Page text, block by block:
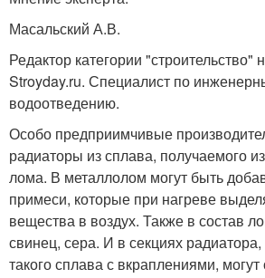
Масальский А.В.
Редактор категории "строительство"
Stroyday.ru. Специалист по
водоотведению.
Особо предприимчивые
радиаторы из сплава, получаемого
лома. В металлолом могут быть
примеси, которые при нагреве
вещества в воздух. Также в состав
свинец, сера. И в секциях радиатора,
такого сплава с вкраплениями,